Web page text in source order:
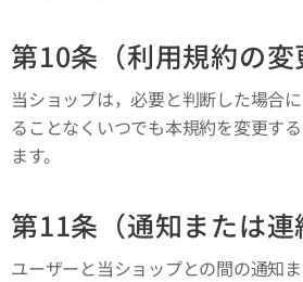
第10条（利用規約の変
当ショップは，必要と判断した場合
ることなくいつでも本規約を変更す
ます。
第11条（通知または連
ユーザーと当ショップとの間の通知